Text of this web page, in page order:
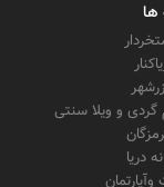
ها
گردی و ویلا سنتی
دریا